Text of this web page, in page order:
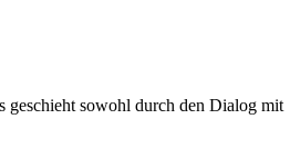
geschieht sowohl durch den Dialog mit